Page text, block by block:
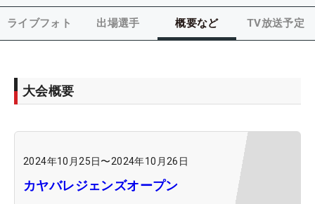
ライブフォト 出場選手 概要など TV放送予定
大会概要
2024年10月25日〜2024年10月26日
カヤバレジェンズオープン